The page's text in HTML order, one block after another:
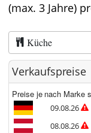
(max. 3 Jahre)
Küche
Verkaufspreise
Preise je nach Marke
09.08.26
08.08.26